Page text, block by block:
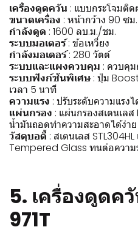
เครื่องดูดควัน : แบบกระโจมติด
ขนาดเครื่อง : หน้ากว้าง 90 ซม.
กำลังดูด : 1600 ลบ.ม./ชม.
ระบบมอเตอร์: ข้อเหวี่ยง
กำลังมอเตอร์: 280 วัตต์
ระบบและแผงควบคุม : ควบคุ
ระบบฟังก์ชันพิเศษ: ปุ่ม
เวลา 5 นาที
ความแรง : ปรับระดับความแรง
แผ่นกรอง : แผ่นกรองสเตนเล
น้ำมันถอดทำความสะอาดได้ง่าย
วัสดุบอดี้ : สเตนเลส
Tempered Glass ทนต่อความ
5. เครื่องดูดค
971T